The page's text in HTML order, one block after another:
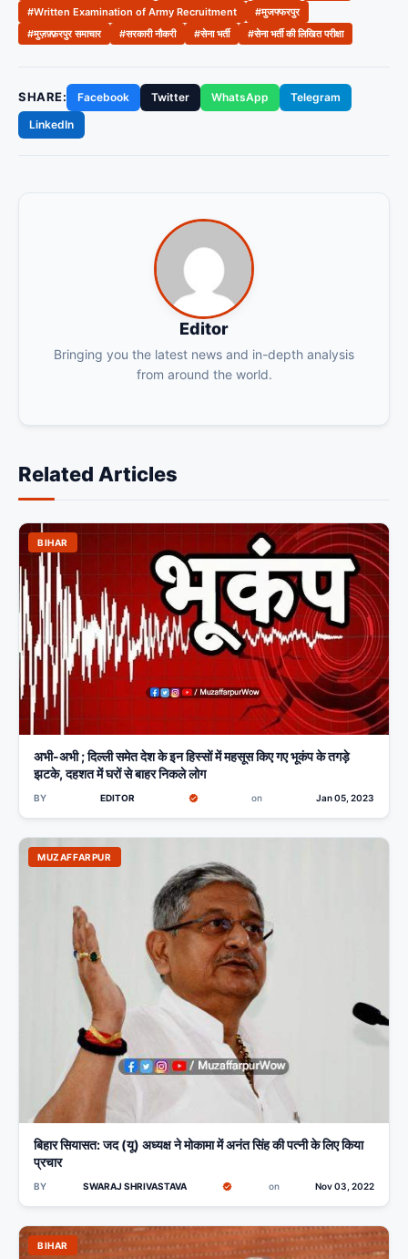
#Written Examination of Army Recruitment
#मुजफ्फरपुर
#मुज़फ़्फ़रपुर समाचार
#सरकारी नौकरी #सेना भर्ती #सेना भर्ती की लिखित परीक्षा
SHARE: Facebook Twitter WhatsApp
Telegram
LinkedIn
Editor
Bringing you the latest news and in-depth analysis
from around the world.
Related Articles
BIHAR
अभी-अभी ; दिल्ली समेत देश के इन हिस्सों में महसूस किए गए भूकंप के तगड़े
झटके, दहशत में घरों से बाहर निकले लोग
BY EDITOR on Jan 05, 2023
MUZAFFARPUR
बिहार सियासत: जद (यू) अध्यक्ष ने मोकामा में अनंत सिंह की पत्नी के लिए किया
प्रचार
BY SWARAJ SHRIVASTAVA on Nov 03, 2022
BIHAR